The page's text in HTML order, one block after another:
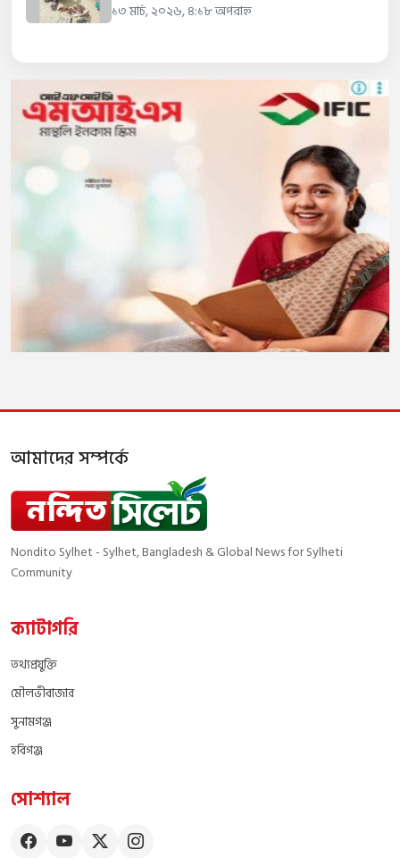
১৩ মার্চ, ২০২৬, ৪:১৮ অপরাহ্ন
আমাদের সম্পর্কে
Nondito Sylhet - Sylhet, Bangladesh & Global News for Sylheti
Community
ক্যাটাগরি
তথ্যপ্রযুক্তি
মৌলভীবাজার
সুনামগঞ্জ
হবিগঞ্জ
সোশ্যাল